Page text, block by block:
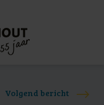
55 jaar
Volgend bericht